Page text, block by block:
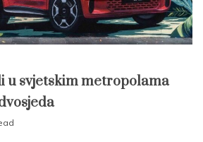
u svjetskim metropolama